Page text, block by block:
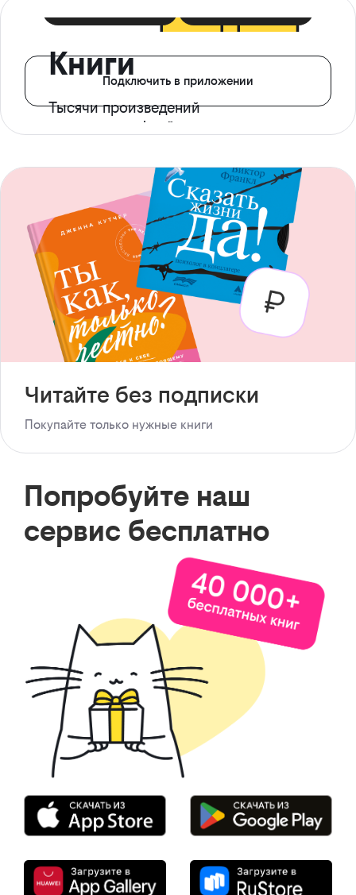
Книги
Тысячи произведений
с доступом офлайн
Подключить в приложении
Читайте без подписки
Покупайте только нужные книги
Попробуйте наш
сервис бесплатно